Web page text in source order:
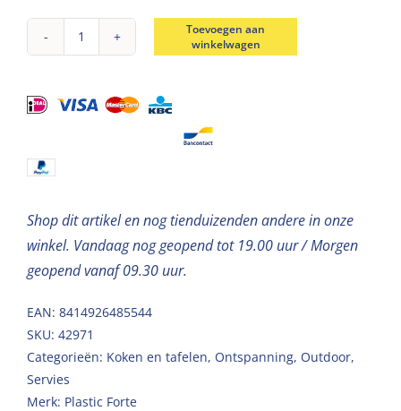
Schaal
groen
Toevoegen aan
winkelwagen
Shop dit artikel en nog tienduizenden andere in onze
winkel. Vandaag nog geopend tot 19.00 uur / Morgen
geopend vanaf 09.30 uur.
EAN: 8414926485544
SKU: 42971
Categorieën: Koken en tafelen, Ontspanning, Outdoor,
Servies
Merk: Plastic Forte